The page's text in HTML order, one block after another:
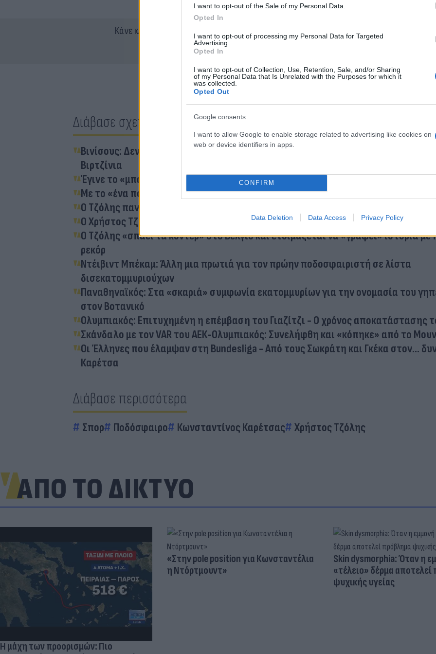
I want to opt-out of the Sale of my Personal Data.
Opted In
I want to opt-out of processing my Personal Data for Targeted
Advertising.
Opted In
I want to opt-out of Collection, Use, Retention, Sale, and/or Sharing
of my Personal Data that Is Unrelated with the Purposes for which it
was collected.
Opted Out
Google consents
I want to allow Google to enable storage related to advertising like cookies on
web or device identifiers in apps.
CONFIRM
Data Deletion Data Access Privacy Policy
Κάνε κλικ και δες περισσότερο Flash.gr στην αναζήτηση της Google
Διάβασε σχετικά
Βινίσους: Δεν λέει να ορθοποδήσει και μετά το «χαμό» στην Ρεάλ... τον χώρισε η
Βιρτζίνια
Έγινε το «μπαμ»: Στη Ντόρτμουντ ο Καρέτσας με μυθικό deal
Με το «ένα πόδι» στην Ντόρντμουντ ο Καρέτσας - Αυτά προσφέρουν οι Γερμανοί
Ο Τζόλης πανηγύρισε με... συρτάκι το πρωτάθλημα Βελγίου με την Μπριζ
Ο Χρήστος Τζόλης απάντησε για το μέλλον του: «Θα έφευγα από τη Μπριζ μόνο
Ο Τζόλης «σπάει τα κοντέρ» στο Βέλγιο και ετοιμάζεται να «γράψει» ιστορία με
ρεκόρ
Ντέιβιντ Μπέκαμ: Άλλη μια πρωτιά για τον πρώην ποδοσφαιριστή σε λίστα
δισεκατομμυριούχων
Παναθηναϊκός: Στα «σκαριά» συμφωνία εκατομμυρίων για την ονομασία του
στον Βοτανικό
Ολυμπιακός: Επιτυχημένη η επέμβαση του Γιαζίτζι - O χρόνος αποκατάστασης
Σκάνδαλο με τον VAR του ΑΕΚ-Ολυμπιακός: Συνελήφθη και «κόπηκε» από το
Οι Έλληνες που έλαμψαν στη Bundesliga - Από τους Σωκράτη και Γκέκα στον...
Καρέτσα
Διάβασε περισσότερα
Σπορ Ποδόσφαιρο Κωνσταντίνος Καρέτσας Χρήστος Τζόλης
ΑΠΟ ΤΟ ΔΙΚΤΥΟ
Η μάχη των προορισμών: Πιο
«Στην pole position για Κωνσταντέλια
η Ντόρτμουντ»
Skin dysmorphia: Όταν η
«τέλειο» δέρμα
ψυχικής υγείας